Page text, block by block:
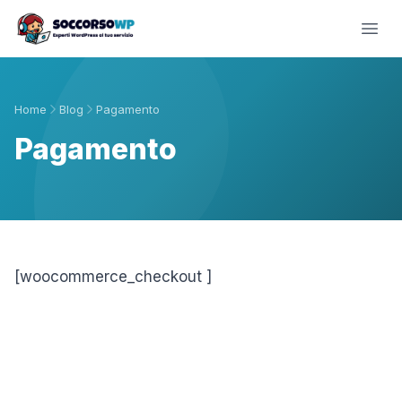
Home Blog Pagamento
Pagamento
[woocommerce_checkout ]